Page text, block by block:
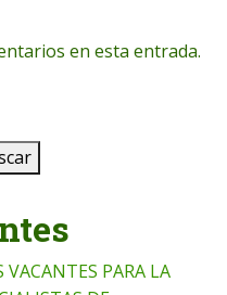
en esta entrada.
VACANTES PARA LA